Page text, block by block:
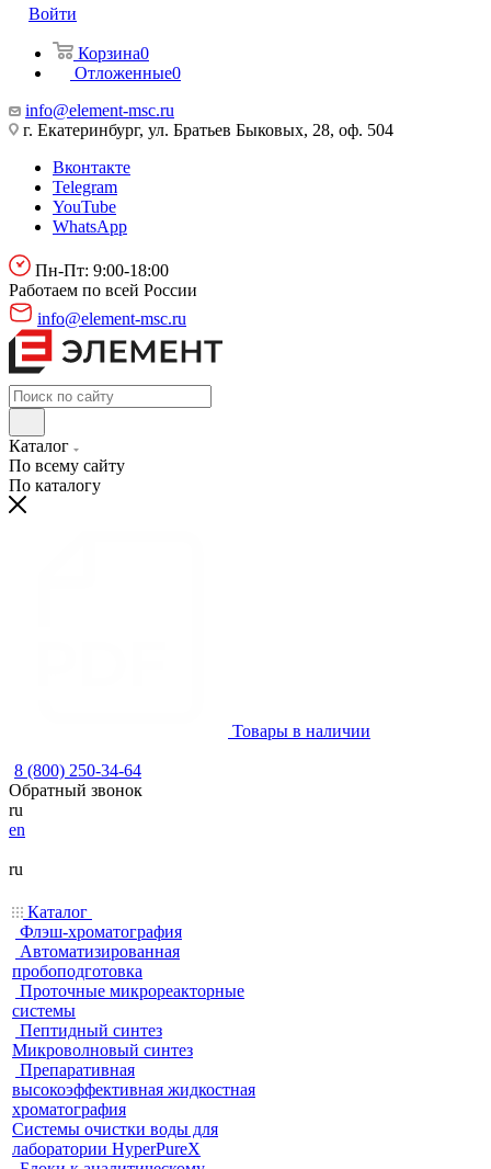
Войти
Корзина0
Отложенные0
info@element-msc.ru
г. Екатеринбург, ул. Братьев Быковых, 28, оф. 504
Вконтакте
Telegram
YouTube
WhatsApp
Пн-Пт: 9:00-18:00
Работаем по всей России
info@element-msc.ru
Каталог
По всему сайту
По каталогу
Товары в наличии
8 (800) 250-34-64
Обратный звонок
ru
en
ru
Каталог
Флэш-хроматография
Автоматизированная
пробоподготовка
Проточные микрореакторные
системы
Пептидный синтез
Микроволновый синтез
Препаративная
высокоэффективная жидкостная
хроматография
Системы очистки воды для
лаборатории HyperPureX